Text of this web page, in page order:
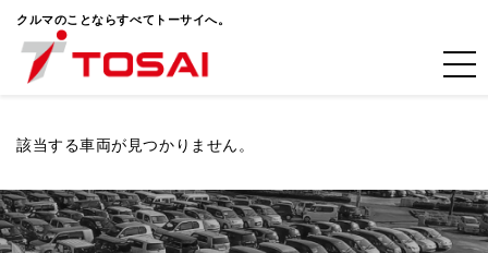
クルマのことならすべてトーサイへ。
該当する車両が見つかりません。